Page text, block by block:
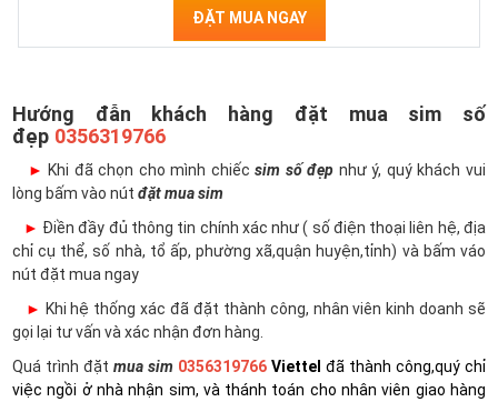
ĐẶT MUA NGAY
Hướng đẫn khách hàng đặt mua sim số
đẹp 0356319766
► Khi đã chọn cho mình chiếcsim số đẹp như ý, quý khách vui
lòng bấm vào nút đặt mua sim
► Điền đầy đủ thông tin chính xác như ( số điện thoại liên hệ, địa
chỉ cụ thể, số nhà, tổ ấp, phường xã,quận huyện,tỉnh) và bấm váo
nút đặt mua ngay
► Khi hệ thống xác đã đặt thành công, nhân viên kinh doanh sẽ
gọi lại tư vấn và xác nhận đơn hàng.
Quá trình đặt mua sim 0356319766 Viettel đã thành công,quý chỉ
việc ngồi ở nhà nhận sim, và thánh toán cho nhân viên giao hàng